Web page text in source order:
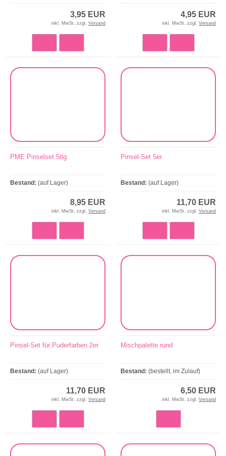
3,95 EUR
inkl. MwSt. zzgl. Versand
4,95 EUR
inkl. MwSt. zzgl. Versand
PME Pinselset 5tlg.
Bestand: (auf Lager)
8,95 EUR
inkl. MwSt. zzgl. Versand
Pinsel-Set 5er
Bestand: (auf Lager)
11,70 EUR
inkl. MwSt. zzgl. Versand
Pinsel-Set für Puderfarben 2er
Bestand: (auf Lager)
11,70 EUR
inkl. MwSt. zzgl. Versand
Mischpalette rund
Bestand: (bestellt, im Zulauf)
6,50 EUR
inkl. MwSt. zzgl. Versand